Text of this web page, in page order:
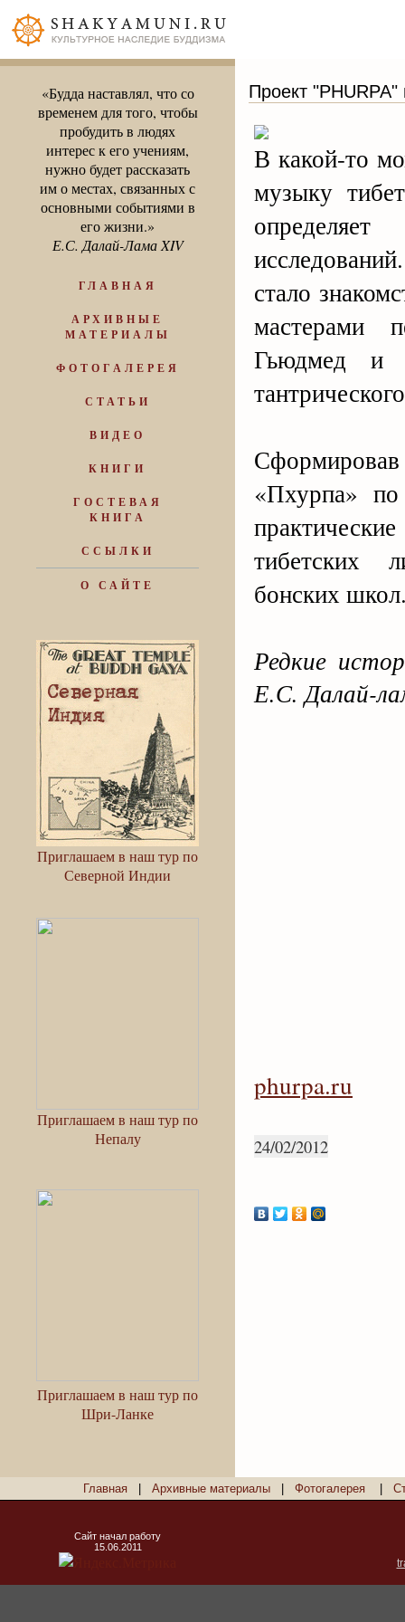
«Будда наставлял, что со
временем для того, чтобы
пробудить в людях
интерес к его учениям,
нужно будет рассказать
им о местах, связанных с
основными событиями в
его жизни.»
Е.С. Далай-Лама XIV
ГЛАВНАЯ
АРХИВНЫЕ
МАТЕРИАЛЫ
ФОТОГАЛЕРЕЯ
СТАТЬИ
ВИДЕО
КНИГИ
ГОСТЕВАЯ
КНИГА
ССЫЛКИ
О САЙТЕ
Приглашаем в наш тур по
Северной Индии
Приглашаем в наш тур по
Непалу
Приглашаем в наш тур по
Шри-Ланке
Проект
В какой-то
музыку
стало
мастерами
Гьюдмед и
«Пхурпа»
тибетских
бонских
Редкие
Е.С. Далай-
phurpa.ru
24/02/2012
Главная Архивные материалы Фотогалерея
Сайт начал работу
15.06.2011